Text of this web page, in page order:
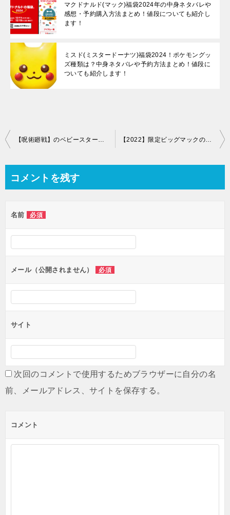
マクドナルド(マック)福袋2024年の中身ネタバレや
感想・予約購入方法まとめ！値段についても紹介し
ます！
ミスド(ミスタードーナツ)福袋2024！ポケモングッ
ズ種類は？中身ネタバレや予約方法まとめ！値段に
ついても紹介します！
投
ビ
ー
シ
ョ
ン
コメントを残す
名前 必須
メール（公開されません） 必須
サイト
次回のコメントで使用するためブラウザーに自分の名
前、メールアドレス、サイトを保存する。
コメント